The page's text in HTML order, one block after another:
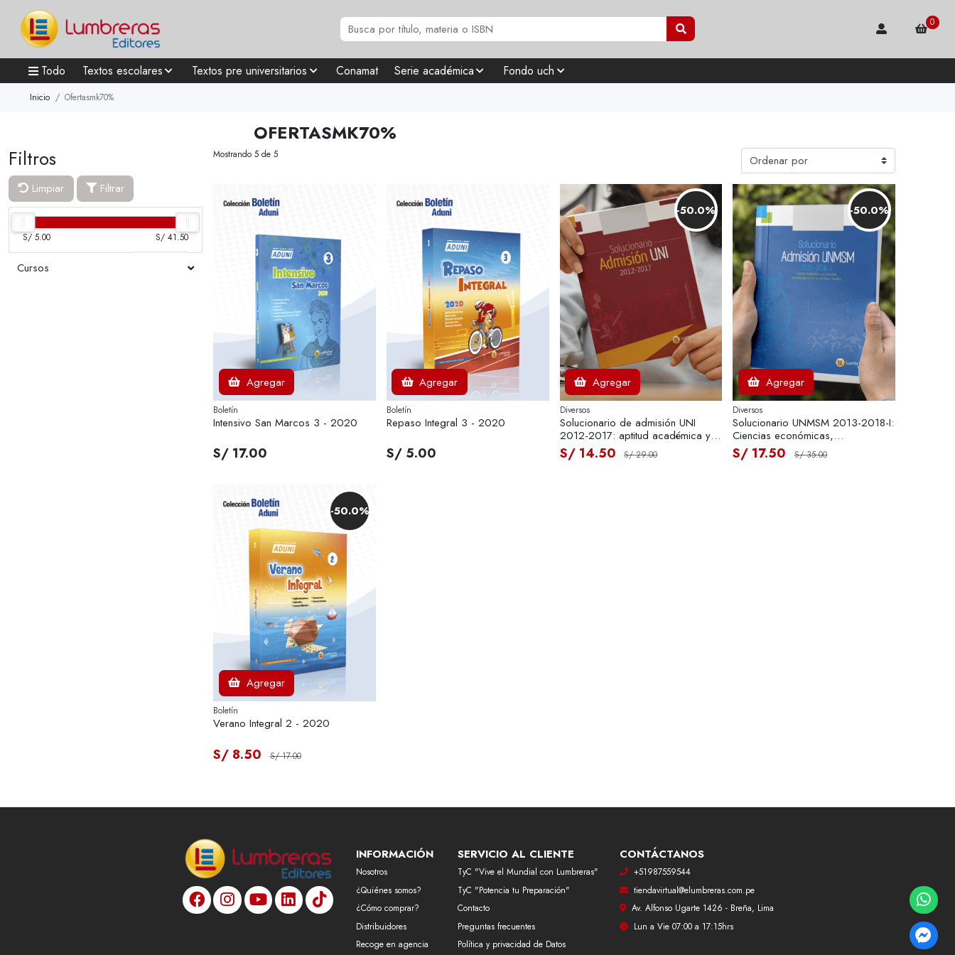
0
Todo Textos escolares Textos pre universitarios Conamat Serie académica Fondo uch
Inicio Ofertasmk70%
OFERTASMK70%
Filtros
Limpiar Filtrar
S/ 5.00 S/ 41.50
Cursos
Mostrando 5 de 5
Boletín
Intensivo San Marcos 3 - 2020
S/ 17.00
Agregar
Boletín
Repaso Integral 3 - 2020
S/ 5.00
Agregar
-50.0%
Diversos
Solucionario de admisión UNI
2012-2017: aptitud académica y
humanidades
S/ 14.50 S/ 29.00
Agregar
-50.0%
Diversos
Solucionario UNMSM 2013-2018-I:
Ciencias económicas,
humanidades y ciencias jurídicas y
sociales
S/ 17.50 S/ 35.00
Agregar
-50.0%
Boletín
Verano Integral 2 - 2020
S/ 8.50 S/ 17.00
Agregar
INFORMACIÓN
Nosotros
¿Quiénes somos?
¿Cómo comprar?
Distribuidores
Recoge en agencia
SERVICIO AL CLIENTE
TyC "Vive el Mundial con Lumbreras"
TyC "Potencia tu Preparación"
Contacto
Preguntas frecuentes
Política y privacidad de Datos
CONTÁCTANOS
+51987559544
tiendavirtual@elumbreras.com.pe
Av. Alfonso Ugarte 1426 - Breña, Lima
Lun a Vie 07:00 a 17:15hrs